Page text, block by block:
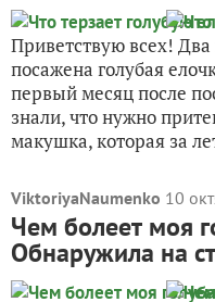
Приветствую всех! Два
посажена голубая
первый месяц после
знали, что нужно
макушка, которая за
ViktoriyaNaumenko 10
Чем болеет моя
Обнаружила на